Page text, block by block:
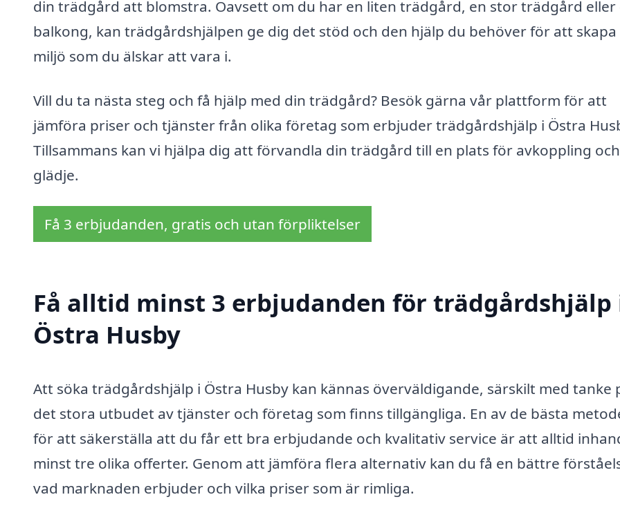
din trädgård att blomstra. Oavsett om du har en liten trädgård, en stor trädgård eller
balkong, kan trädgårdshjälpen ge dig det stöd och den hjälp du behöver för att skapa
miljö som du älskar att vara i.
Vill du ta nästa steg och få hjälp med din trädgård? Besök gärna vår plattform för att
jämföra priser och tjänster från olika företag som erbjuder trädgårdshjälp i Östra
Tillsammans kan vi hjälpa dig att förvandla din trädgård till en plats för avkoppling och
glädje.
Få 3 erbjudanden, gratis och utan förpliktelser
Få alltid minst 3 erbjudanden för trädgårdshjälp
Östra Husby
Att söka trädgårdshjälp i Östra Husby kan kännas överväldigande, särskilt med tanke
det stora utbudet av tjänster och företag som finns tillgängliga. En av de bästa
för att säkerställa att du får ett bra erbjudande och kvalitativ service är att alltid
minst tre olika offerter. Genom att jämföra flera alternativ kan du få en bättre
vad marknaden erbjuder och vilka priser som är rimliga.